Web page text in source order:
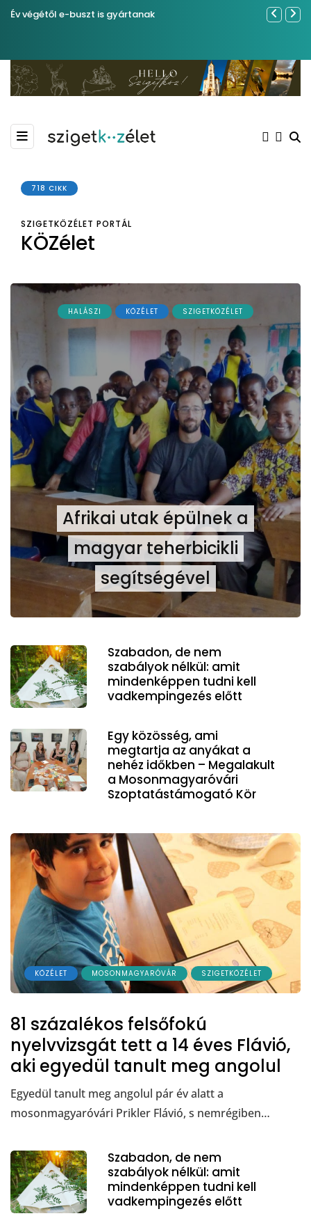
Év végétől e-buszt is gyártanak
Közel
718 CIKK
SZIGETKÖZÉLET PORTÁL
KÖZélet
HALÁSZI KÖZÉLET SZIGETKÖZÉLET
Afrikai utak épülnek a
magyar teherbicikli
segítségével
Szabadon, de nem
szabályok nélkül: amit
mindenképpen tudni kell
vadkempingezés előtt
Egy közösség, ami
megtartja az anyákat a
nehéz időkben – Megalakult
a Mosonmagyaróvári
Szoptatástámogató Kör
KÖZÉLET MOSONMAGYARÓVÁR SZIGETKÖZÉLET
81 százalékos felsőfokú
nyelvvizsgát tett a 14 éves Flávió,
aki egyedül tanult meg angolul
Egyedül tanult meg angolul pár év alatt a
mosonmagyaróvári Prikler Flávió, s nemrégiben…
Szabadon, de nem
szabályok nélkül: amit
mindenképpen tudni kell
vadkempingezés előtt